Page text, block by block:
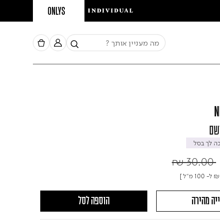
ONLYS
לך בסל
Price
₪ 30.00
₪ ל- 100 מ"ל ]
מהירה הוספה לסל